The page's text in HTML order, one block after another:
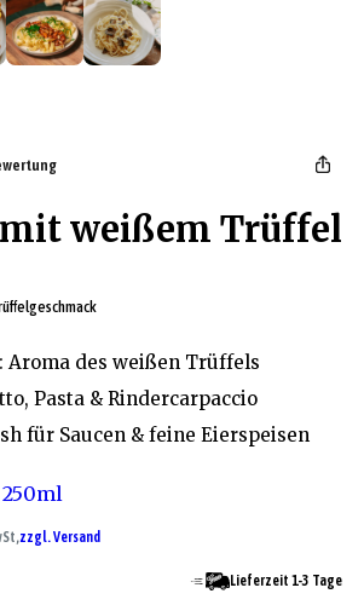
weißem Trüffel
Aroma des weißen Trüffels
Pasta & Rindercarpaccio
für Saucen & feine Eierspeisen
zzgl. Versand
Lieferzeit 1-3 Tage